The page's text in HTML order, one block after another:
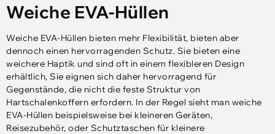
Weiche EVA-Hüllen
Weiche EVA-Hüllen bieten mehr Flexibilität, bieten aber
dennoch einen hervorragenden Schutz. Sie bieten eine
weichere Haptik und sind oft in einem flexibleren Design
erhältlich, Sie eignen sich daher hervorragend für
Gegenstände, die nicht die feste Struktur von
Hartschalenkoffern erfordern. In der Regel sieht man weiche
EVA-Hüllen beispielsweise bei kleineren Geräten,
Reisezubehör, oder Schutztaschen für kleinere